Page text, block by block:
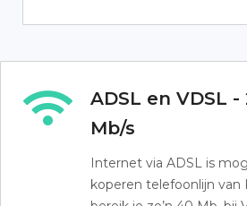
ADSL en VDSL
Mb/s
Internet via ADSL is
koperen telefoonlijn van